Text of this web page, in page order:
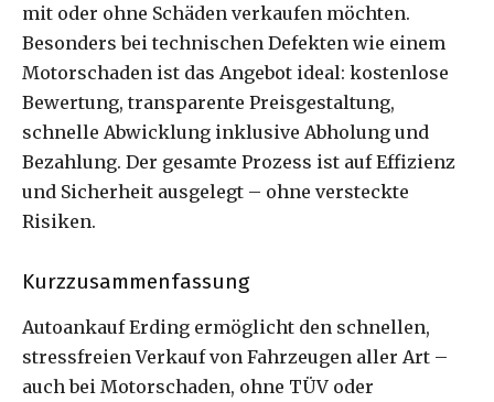
mit oder ohne Schäden verkaufen möchten.
Besonders bei technischen Defekten wie einem
Motorschaden ist das Angebot ideal: kostenlose
Bewertung, transparente Preisgestaltung,
schnelle Abwicklung inklusive Abholung und
Bezahlung. Der gesamte Prozess ist auf Effizienz
und Sicherheit ausgelegt – ohne versteckte
Risiken.
Kurzzusammenfassung
Autoankauf Erding ermöglicht den schnellen,
stressfreien Verkauf von Fahrzeugen aller Art –
auch bei Motorschaden, ohne TÜV oder